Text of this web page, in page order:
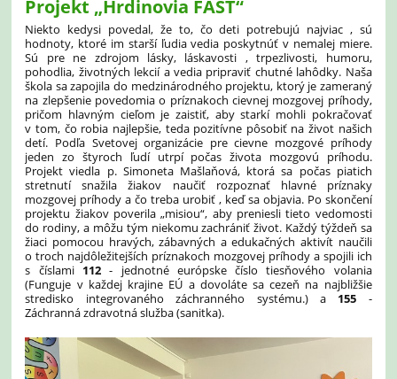
Projekt „Hrdinovia FAST“
Niekto kedysi povedal, že to, čo deti potrebujú najviac , sú
hodnoty, ktoré im starší ľudia vedia poskytnúť v nemalej miere.
Sú pre ne zdrojom lásky, láskavosti , trpezlivosti, humoru,
pohodlia, životných lekcií a vedia pripraviť chutné lahôdky. Naša
škola sa zapojila do medzinárodného projektu, ktorý je zameraný
na zlepšenie povedomia o príznakoch cievnej mozgovej príhody,
pričom hlavným cieľom je zaistiť, aby starkí mohli pokračovať
v tom, čo robia najlepšie, teda pozitívne pôsobiť na život našich
detí. Podľa Svetovej organizácie pre cievne mozgové príhody
jeden zo štyroch ľudí utrpí počas života mozgovú príhodu.
Projekt viedla p. Simoneta Mašlaňová, ktorá sa počas piatich
stretnutí snažila žiakov naučiť rozpoznať hlavné príznaky
mozgovej príhody a čo treba urobiť , keď sa objavia. Po skončení
projektu žiakov poverila „misiou“, aby preniesli tieto vedomosti
do rodiny, a môžu tým niekomu zachrániť život. Každý týždeň sa
žiaci pomocou hravých, zábavných a edukačných aktivít naučili
o troch najdôležitejších príznakoch mozgovej príhody a spojili ich
s číslami 112- jednotné európske číslo tiesňového volania
(Funguje v každej krajine EÚ a dovoláte sa cezeň na najbližšie
stredisko integrovaného záchranného systému.) a 155 -
Záchranná zdravotná služba (sanitka).